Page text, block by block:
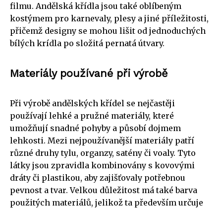
filmu. Andělská křídla jsou také oblíbeným
kostýmem pro karnevaly, plesy a jiné příležitosti,
přičemž designy se mohou lišit od jednoduchých
bílých krídla po složitá pernatá útvary.
Materiály používané při výrobě
Při výrobě andělských křídel se nejčastěji
používají lehké a pružné materiály, které
umožňují snadné pohyby a působí dojmem
lehkosti. Mezi nejpoužívanější materiály patří
různé druhy tylu, organzy, satény či voaly. Tyto
látky jsou zpravidla kombinovány s kovovými
dráty či plastikou, aby zajišťovaly potřebnou
pevnost a tvar. Velkou důležitost má také barva
použitých materiálů, jelikož ta především určuje